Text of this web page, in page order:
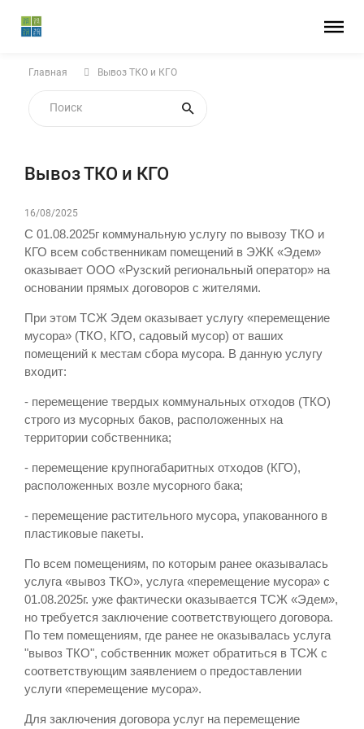
Главная Вывоз ТКО и КГО
Вывоз ТКО и КГО
16/08/2025
С 01.08.2025г коммунальную услугу по вывозу ТКО и
КГО всем собственникам помещений в ЭЖК «Эдем»
оказывает ООО «Рузский региональный оператор» на
основании прямых договоров с жителями.
При этом ТСЖ Эдем оказывает услугу «перемещение
мусора» (ТКО, КГО, садовый мусор) от ваших
помещений к местам сбора мусора. В данную услугу
входит:
- перемещение твердых коммунальных отходов (ТКО)
строго из мусорных баков, расположенных на
территории собственника;
- перемещение крупногабаритных отходов (КГО),
расположенных возле мусорного бака;
- перемещение растительного мусора, упакованного в
пластиковые пакеты.
По всем помещениям, по которым ранее оказывалась
услуга «вывоз ТКО», услуга «перемещение мусора» с
01.08.2025г. уже фактически оказывается ТСЖ «Эдем»,
но требуется заключение соответствующего договора.
По тем помещениям, где ранее не оказывалась услуга
"вывоз ТКО", собственник может обратиться в ТСЖ с
соответствующим заявлением о предоставлении
услуги «перемещение мусора».
Для заключения договора услуг на перемещение